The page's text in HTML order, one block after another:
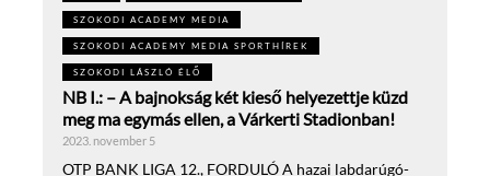
SZOKODI ACADEMY MEDIA
SZOKODI ACADEMY MEDIA SPORTHÍREK
SZOKODI LÁSZLÓ ÉLŐ
NB I.: – A bajnokság két kieső helyezettje küzd
meg ma egymás ellen, a Várkerti Stadionban!
2023. november 5
OTP BANK LIGA 12., FORDULÓ A hazai labdarúgó-